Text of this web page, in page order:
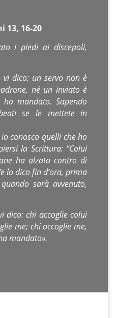
13, 16-20
i piedi ai discepoli,
dico: un servo non è
né un inviato è
mandato. Sapendo
se le mettete in
conosco quelli che ho
la Scrittura: “Colui
ha alzato contro di
lo dico fin d’ora, prima
sarà avvenuto,
dico: chi accoglie colui
me; chi accoglie me,
mandato».